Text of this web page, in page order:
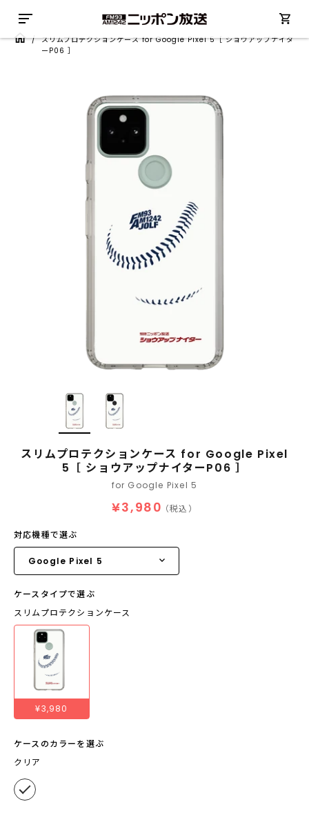
/スリムプロテクションケース for Google Pixel 5［ ショウアップナイタ
ーP06 ］
スリムプロテクションケース for Google Pixel
5［ ショウアップナイターP06 ］
for Google Pixel 5
¥3,980 （税込）
対応機種で選ぶ
ケースタイプで選ぶ
スリムプロテクションケース
¥3,980
ケースのカラーを選ぶ
クリア